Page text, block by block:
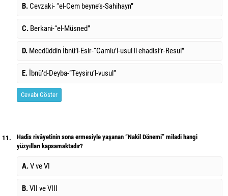
B.Cevzaki- “el-Cem beyne’s-Sahihayn”
C. Berkani-“el-Müsned”
D. Mecdüddin İbnü’l-Esir-“Camiu’l-usul li ehadisi’r-Resul”
E. İbnü’d-Deyba-“Teysiru’l-vusul”
Cevabı Göster
11.
Hadis rivâyetinin sona ermesiyle yaşanan “Nakil Dönemi” miladi hangi
yüzyılları kapsamaktadır?
A.V ve VI
B.VII ve VIII